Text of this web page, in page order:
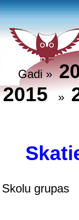
Gadi »
2015 »
Skolu grupas